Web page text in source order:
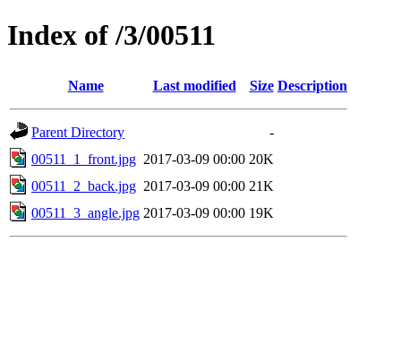
Index of /3/00511
Name Last modified Size Description
Parent Directory
-
00511_1_front.jpg 2017-03-09 00:00 20K
00511_2_back.jpg 2017-03-09 00:00 21K
00511_3_angle.jpg 2017-03-09 00:00 19K